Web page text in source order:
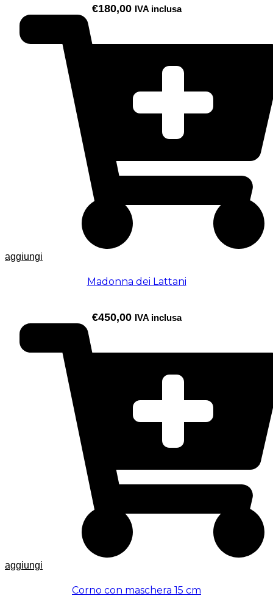
€180,00 IVA inclusa
aggiungi
Madonna dei Lattani
€450,00 IVA inclusa
aggiungi
Corno con maschera 15 cm